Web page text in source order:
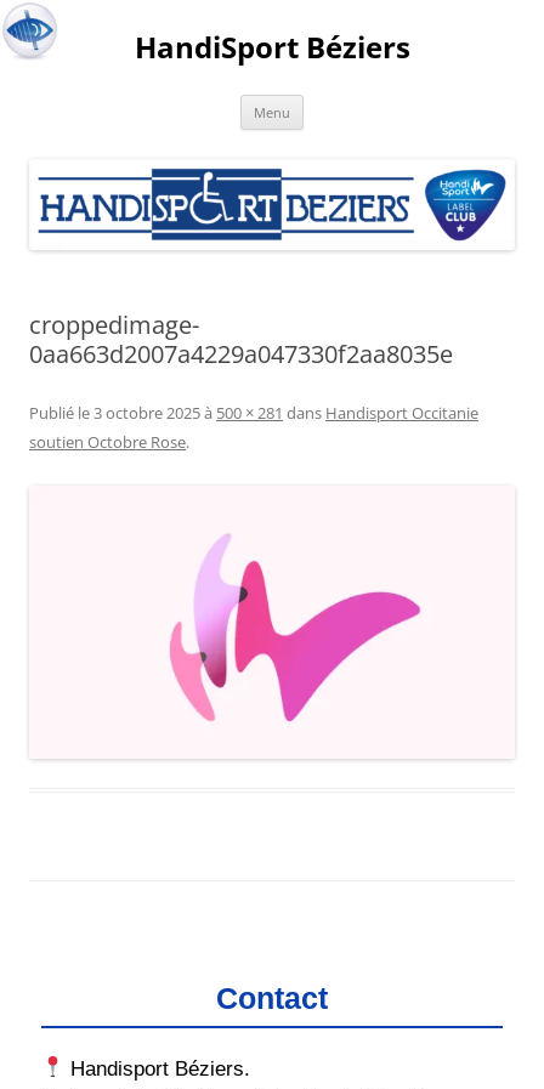
HandiSport Béziers
Menu
croppedimage-
0aa663d2007a4229a047330f2aa8035e
Publié le3 octobre 2025à 500 × 281 dans Handisport Occitanie
soutien Octobre Rose.
Contact
Handisport Béziers.